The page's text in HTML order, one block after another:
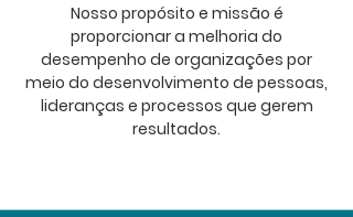
Nosso propósito e missão é
proporcionar a melhoria do
desempenho de organizações por
meio do desenvolvimento de pessoas,
lideranças e processos que gerem
resultados.